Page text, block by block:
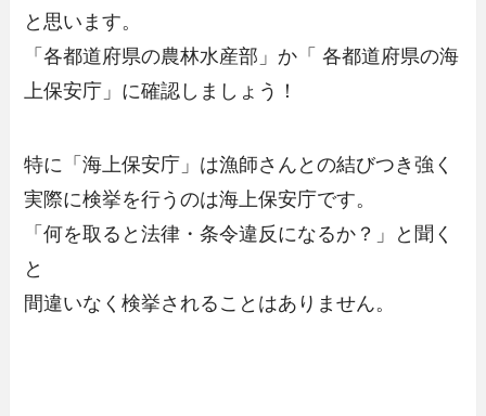
と思います。
「各都道府県の農林水産部」か「 各都道府県の海
上保安庁」 に確認しましょう！
特に「海上保安庁」は漁師さんとの結びつき強く
実際に検挙を行うのは海上保安庁です。
「何を取ると法律・条令違反になるか？」と聞く
と
間違いなく検挙されることはありません。